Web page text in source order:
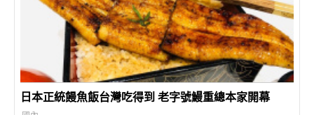
日本正統饅魚飯台灣吃得到 老字號鰻重總本家開幕